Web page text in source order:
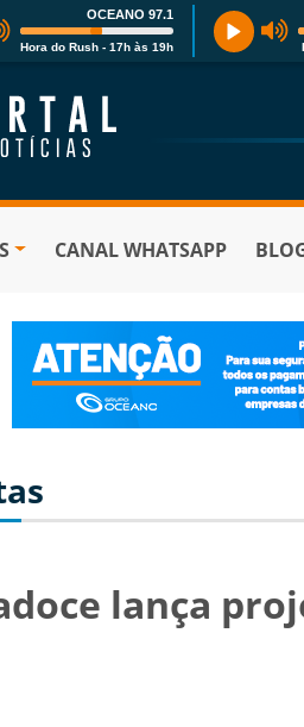
OCEANO 97.1
Hora do Rush - 17h às 19h
CANAL WHATSAPP
lança